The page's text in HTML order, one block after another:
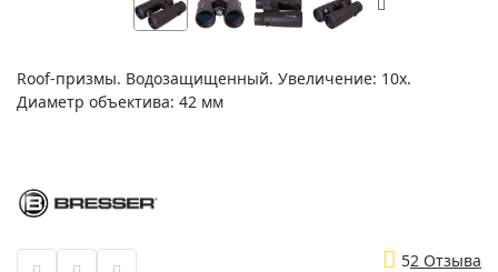
Roof-призмы. Водозащищенный. Увеличение: 10х.
Диаметр объектива: 42 мм
52 Отзыва